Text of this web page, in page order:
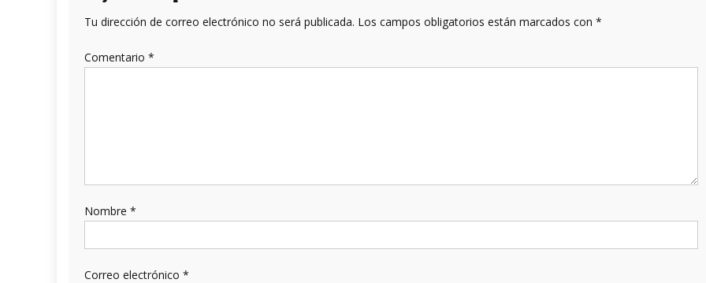
Tu dirección de correo electrónico no será publicada. Los campos obligatorios están marcados con *
Comentario *
Nombre *
Correo electrónico *